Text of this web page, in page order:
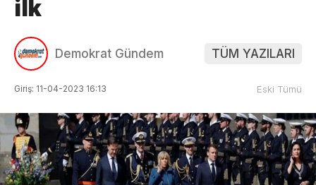
ilk
Demokrat Gündem TÜM YAZILARI
Giriş: 11-04-2023 16:13 Eski Tümü